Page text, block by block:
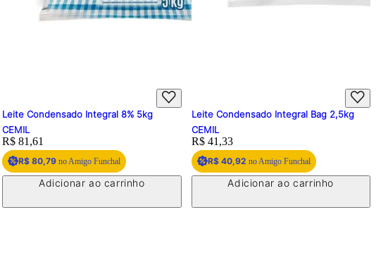
Leite Condensado Integral 8% 5kg
CEMIL
Price:
R$ 81,61
R$ 80,79 no Amigo Funchal
Adicionar ao carrinho
Leite Condensado Integral Bag 2,5kg
CEMIL
Price:
R$ 41,33
R$ 40,92 no Amigo Funchal
Adicionar ao carrinho